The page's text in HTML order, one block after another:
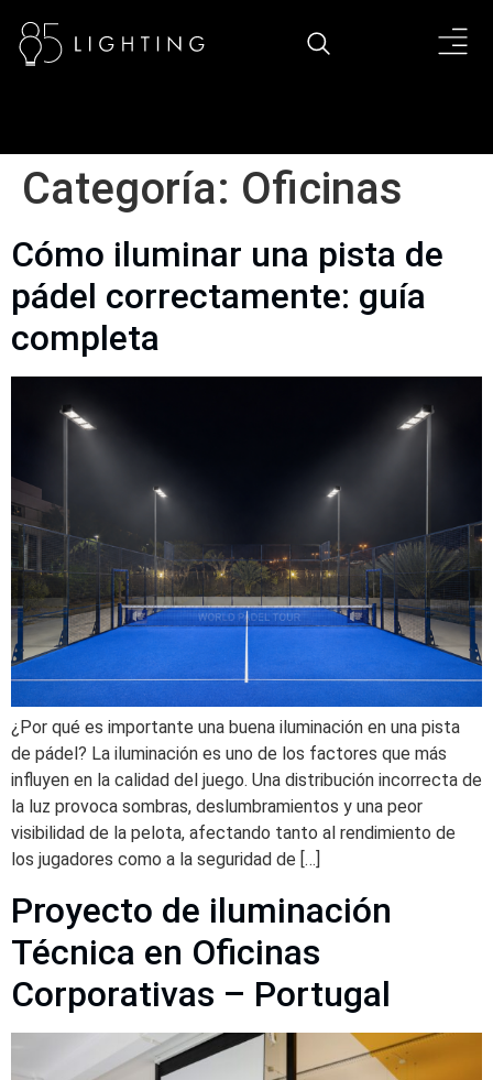
Categoría: Oficinas
Cómo iluminar una pista de
pádel correctamente: guía
completa
¿Por qué es importante una buena iluminación en una pista
de pádel? La iluminación es uno de los factores que más
influyen en la calidad del juego. Una distribución incorrecta de
la luz provoca sombras, deslumbramientos y una peor
visibilidad de la pelota, afectando tanto al rendimiento de
los jugadores como a la seguridad de […]
Proyecto de iluminación
Técnica en Oficinas
Corporativas – Portugal